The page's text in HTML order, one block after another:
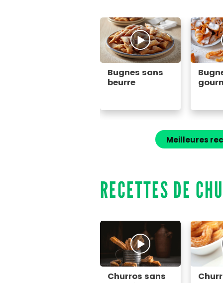
Bugnes sans
beurre
Meilleures
RECETTES DE
Churros sans